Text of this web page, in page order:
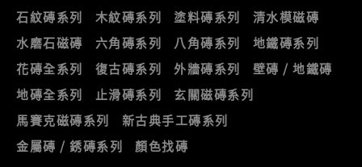
石紋磚系列
木紋磚系列 塗料磚系列
清水模磁磚
水磨石磁磚
六角磚系列 八角磚系列
地鐵磚系列
花磚全系列
復古磚系列 外牆磚系列
壁磚 / 地鐵磚
地磚全系列
止滑磚系列
玄關磁磚系列
馬賽克磁磚系列
新古典手工磚系列
金屬磚 / 銹磚系列
顏色找磚